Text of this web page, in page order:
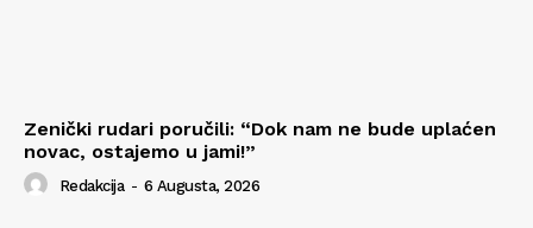
Zenički rudari poručili: “Dok nam ne bude uplaćen
novac, ostajemo u jami!”
Redakcija - 6 Augusta, 2026